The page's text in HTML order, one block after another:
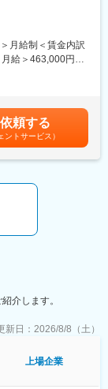
できます。
的にはフリーラン
ウェアを創り続け
ソフトウェア製品
促し、よりよいビ
動を行っていま
で無理なく就業可
ー会社と連携した
貢献することをミ
します。
との調整
の対応
いる」という実感
感を持てる
ことができ、日
適な提案を行うこ
囲：会社の定める
月給制＜賃金内訳
給＞463,000円～
ます。月給(月額)は
頼する
ントサービス）
介します。
新日： 2026/8/8（土）
上場企業